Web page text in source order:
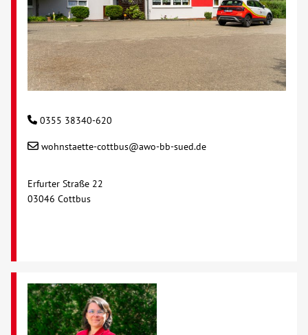
0355 38340-620
wohnstaette-cottbus@awo-bb-sued.de
Erfurter Straße 22
03046 Cottbus